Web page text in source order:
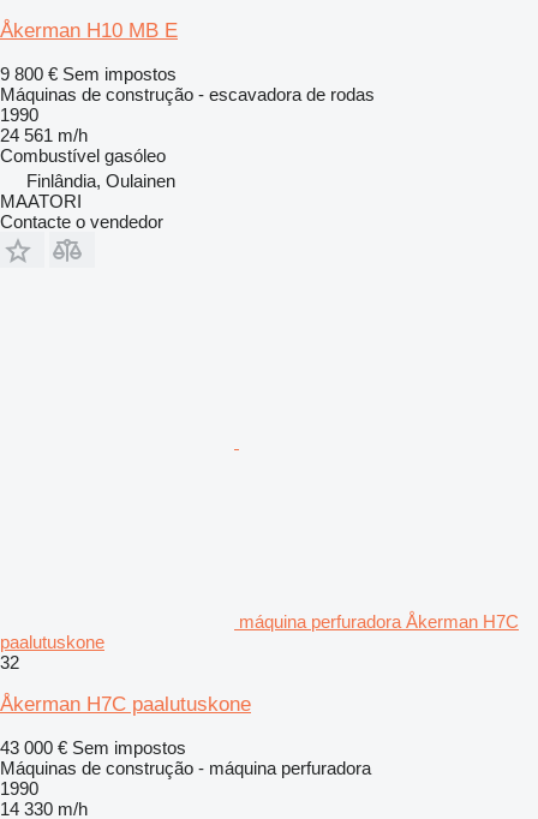
Åkerman H10 MB E
9 800 € Sem impostos
Máquinas de construção - escavadora de rodas
1990
24 561 m/h
Combustível gasóleo
Finlândia, Oulainen
MAATORI
Contacte o vendedor
máquina perfuradora Åkerman H7C
paalutuskone
32
Åkerman H7C paalutuskone
43 000 € Sem impostos
Máquinas de construção - máquina perfuradora
1990
14 330 m/h